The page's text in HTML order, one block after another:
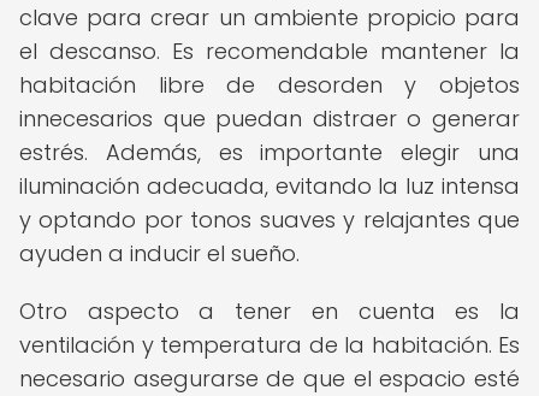
clave para crear un ambiente propicio para
el descanso. Es recomendable mantener la
habitación libre de desorden y objetos
innecesarios que puedan distraer o generar
estrés. Además, es importante elegir una
iluminación adecuada, evitando la luz intensa
y optando por tonos suaves y relajantes que
ayuden a inducir el sueño.
Otro aspecto a tener en cuenta es la
ventilación y temperatura de la habitación. Es
necesario asegurarse de que el espacio esté